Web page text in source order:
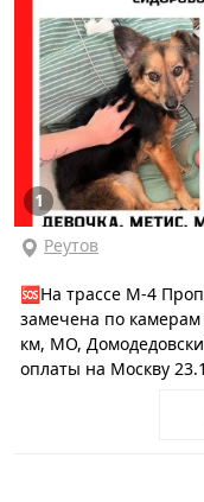
1
Реутов
🆘На трассе М-4
замечена по
км, МО,
оплаты на Москву